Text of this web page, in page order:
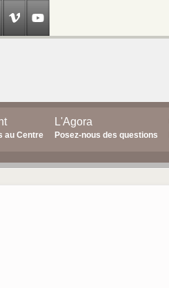
au Centre
L'Agora
Posez-nous des questions